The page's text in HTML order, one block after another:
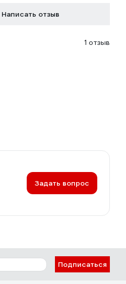
Написать отзыв
1 отзыв
Задать вопрос
Подписаться